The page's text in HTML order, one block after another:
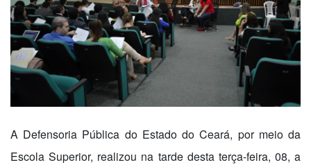
A Defensoria Pública do Estado do Ceará, por meio da
Escola Superior, realizou na tarde desta terça-feira, 08, a